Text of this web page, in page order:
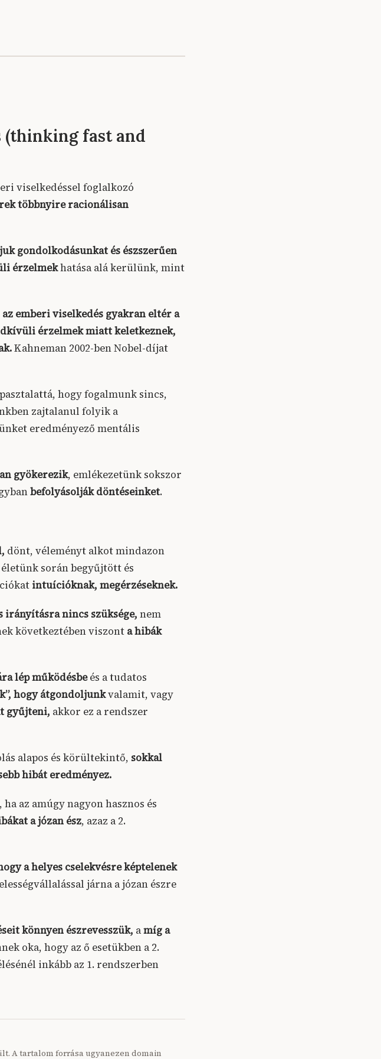
(thinking fast and
viselkedéssel foglalkozó
többnyire racionálisan
gondolkodásunkat és észszerűen
érzelmekhatása alá kerülünk, mint
az emberi viselkedés gyakran eltér a
érzelmek miatt keletkeznek,
Kahneman 2002-ben Nobel-díjat
hogy fogalmunk sincs,
zajtalanul folyik a
eredményező mentális
gyökerezik, emlékezetünk sokszor
befolyásolják döntéseinket.
dönt, véleményt alkot mindazon
során begyűjtött és
intuícióknak, megérzéseknek.
nincs szüksége, nem
következtében viszont a hibák
lép működésbeés a tudatos
hogy átgondoljunkvalamit, vagy
gyűjteni, akkor ez a rendszer
alapos és körültekintő, sokkal
hibát eredményez.
az amúgy nagyon hasznos és
a józan ész, azaz a 2.
a helyes cselekvésre képtelenek
járna a józan észre
könnyen észrevesszük, amíg a
oka, hogy az ő esetükben a 2.
inkább az 1. rendszerben
A tartalom forrása ugyanezen domain